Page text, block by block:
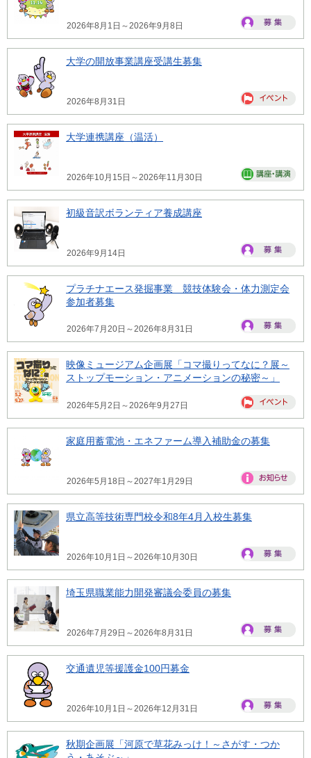
2026年8月1日～2026年9月8日
大学の開放事業講座受講生募集
2026年8月31日
大学連携講座（温活）
2026年10月15日～2026年11月30日
初級音訳ボランティア養成講座
2026年9月14日
プラチナエース発掘事業 競技体験会・体力測定会
参加者募集
2026年7月20日～2026年8月31日
映像ミュージアム企画展「コマ撮りってなに？展～
ストップモーション・アニメーションの秘密～」
2026年5月2日～2026年9月27日
家庭用蓄電池・エネファーム導入補助金の募集
2026年5月18日～2027年1月29日
県立高等技術専門校令和8年4月入校生募集
2026年10月1日～2026年10月30日
埼玉県職業能力開発審議会委員の募集
2026年7月29日～2026年8月31日
交通遺児等援護金100円募金
2026年10月1日～2026年12月31日
秋期企画展「河原で草花みっけ！～さがす・つか